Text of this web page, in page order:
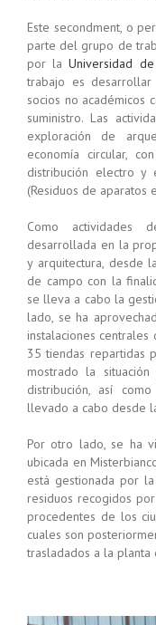
Este secondment, o
parte del grupo de
por laUniversidad
trabajo es
socios no académicos
suministro. Las
exploración de
economía circular,
distribución electro y
(Residuos de aparatos
Como actividades
desarrollada en la
y arquitectura, desde
de campo con la
se lleva a cabo la
lado, se ha
instalaciones
35 tiendas repartidas
mostrado la
distribución, así
llevado a cabo desde
Por otro lado, se ha
ubicada en
está gestionada por
residuos recogidos
procedentes de los
cuales son
trasladados a la planta